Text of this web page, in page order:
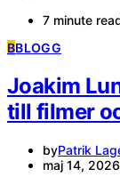
7 minute
BBLOGG
Joakim
till filmer
byPatrik
maj 14, 2026